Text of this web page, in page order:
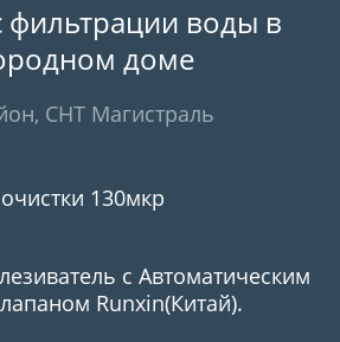
фильтрации воды в
доме
СНТ Магистраль
130мкр
с Автоматическим
Runxin(Китай).